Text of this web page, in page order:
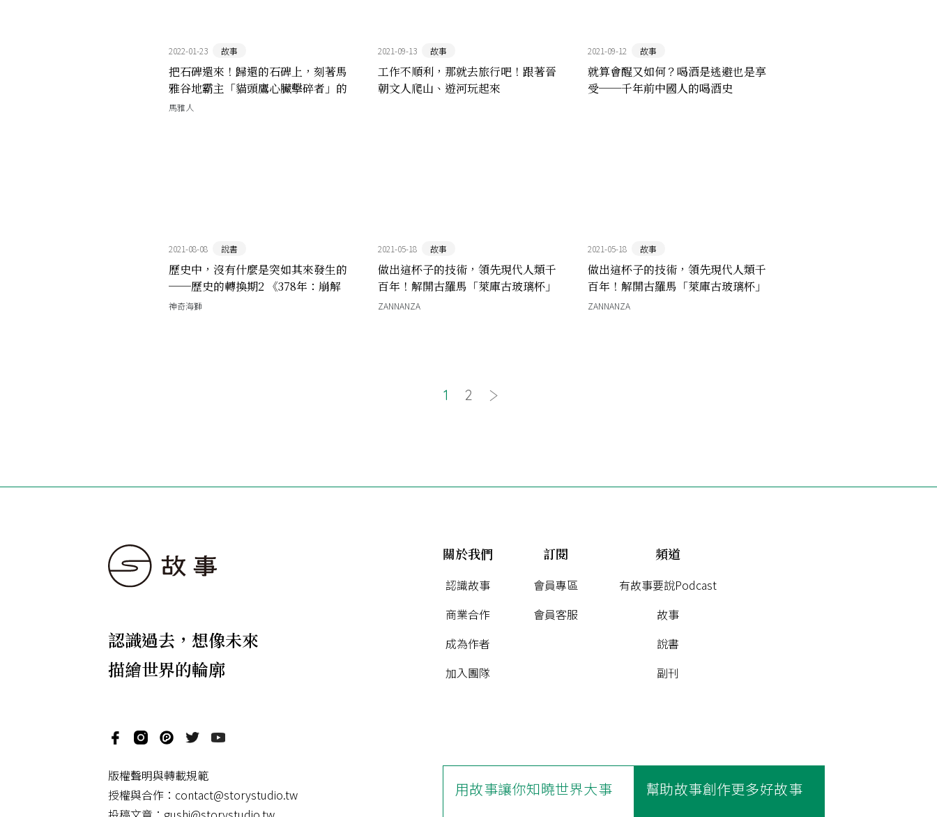
2022-01-23 故事
把石碑還來！歸還的石碑上，刻著馬
雅谷地霸主「貓頭鷹心臟擊碎者」的
昔日榮耀
馬雅人
2021-09-13 故事
工作不順利，那就去旅行吧！跟著晉
朝文人爬山、遊河玩起來
2021-09-12 故事
就算會醒又如何？喝酒是逃避也是享
受──千年前中國人的喝酒史
2021-08-08 說書
歷史中，沒有什麼是突如其來發生的
──歷史的轉換期2 《378年：崩解
的古代帝國秩序》書評
神奇海獅
2021-05-18 故事
做出這杯子的技術，領先現代人類千
百年！解開古羅馬「萊庫古玻璃杯」
的製作之謎（下）
ZANNANZA
2021-05-18 故事
做出這杯子的技術，領先現代人類千
百年！解開古羅馬「萊庫古玻璃杯」
的製作之謎（上）
ZANNANZA
1 2
認識過去，想像未來
描繪世界的輪廓
關於我們
認識故事
商業合作
成為作者
加入團隊
訂閱
會員專區
會員客服
頻道
有故事要說Podcast
故事
說書
副刊
版權聲明與轉載規範
授權與合作： contact@storystudio.tw
用故事讓你知曉世界大事 幫助故事創作更多好故事